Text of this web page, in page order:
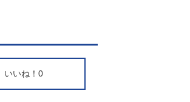
いいね！ 0